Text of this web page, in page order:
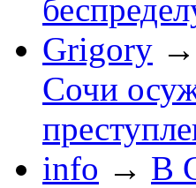
Grigory →
Сочи
info → В